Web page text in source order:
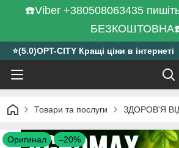
☎️Viber +380508063435 пишіть
⭐️(5.0)OPT-CITY Кращі ціни в інтернеті
Товари та послуги ЗДОРОВ'Я
Оригинал –20%